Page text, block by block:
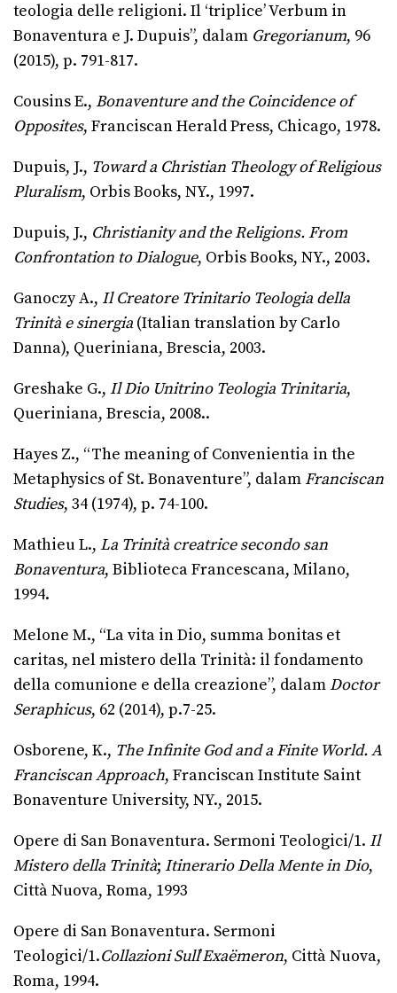
teologia delle religioni. Il ‘triplice’ Verbum in
Bonaventura e J. Dupuis”, dalam Gregorianum, 96
(2015), p. 791-817.
Cousins E., Bonaventure and the Coincidence of
Opposites, Franciscan Herald Press, Chicago, 1978.
Dupuis, J., Toward a Christian Theology of Religious
Pluralism, Orbis Books, NY., 1997.
Dupuis, J., Christianity and the Religions. From
Confrontation to Dialogue, Orbis Books, NY., 2003.
Ganoczy A., Il Creatore Trinitario Teologia della
Trinità e sinergia (Italian translation by Carlo
Danna), Queriniana, Brescia, 2003.
Greshake G., Il Dio Unitrino Teologia Trinitaria,
Queriniana, Brescia, 2008..
Hayes Z., “The meaning of Convenientia in the
Metaphysics of St. Bonaventure”, dalam Franciscan
Studies, 34 (1974), p. 74-100.
Mathieu L., La Trinità creatrice secondo san
Bonaventura, Biblioteca Francescana, Milano,
1994.
Melone M., “La vita in Dio, summa bonitas et
caritas, nel mistero della Trinità: il fondamento
della comunione e della creazione”, dalam Doctor
Seraphicus, 62 (2014), p.7-25.
Osborene, K., The Infinite God and a Finite World. A
Franciscan Approach, Franciscan Institute Saint
Bonaventure University, NY., 2015.
Opere di San Bonaventura. Sermoni Teologici/1. Il
Mistero della Trinità; Itinerario Della Mente in Dio,
Città Nuova, Roma, 1993
Opere di San Bonaventura. Sermoni
Teologici/1.Collazioni Sull’Exaёmeron, Città Nuova,
Roma, 1994.